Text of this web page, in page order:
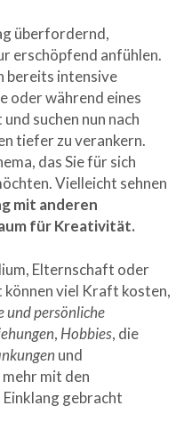
überfordernd,
erschöpfend anfühlen.
bereits intensive
oder während eines
suchen nun nach
tiefer zu verankern.
das Sie für sich
Vielleicht sehnen
mit anderen
für Kreativität.
Elternschaft oder
können viel Kraft kosten,
und persönliche
, Hobbies, die
und
mit den
gebracht